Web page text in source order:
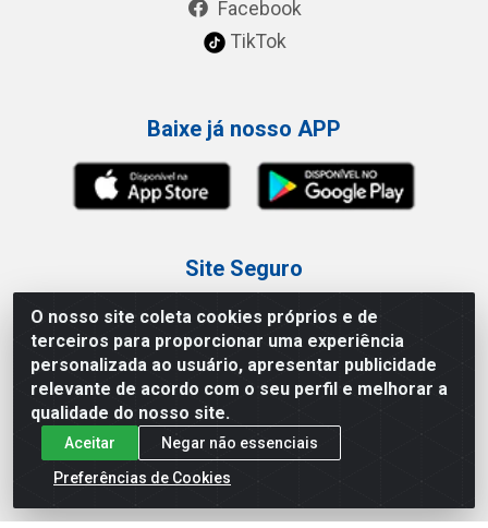
O nosso site coleta cookies próprios e de
terceiros para proporcionar uma experiência
personalizada ao usuário, apresentar publicidade
relevante de acordo com o seu perfil e melhorar a
qualidade do nosso site.
Aceitar
Negar não essenciais
Preferências de Cookies
Facebook
TikTok
Baixe já nosso APP
Site Seguro
Loja / Showroom
Tel.: (11) 3227-0546
Av Vautier, 587/597 - Pari - São Paulo/SP